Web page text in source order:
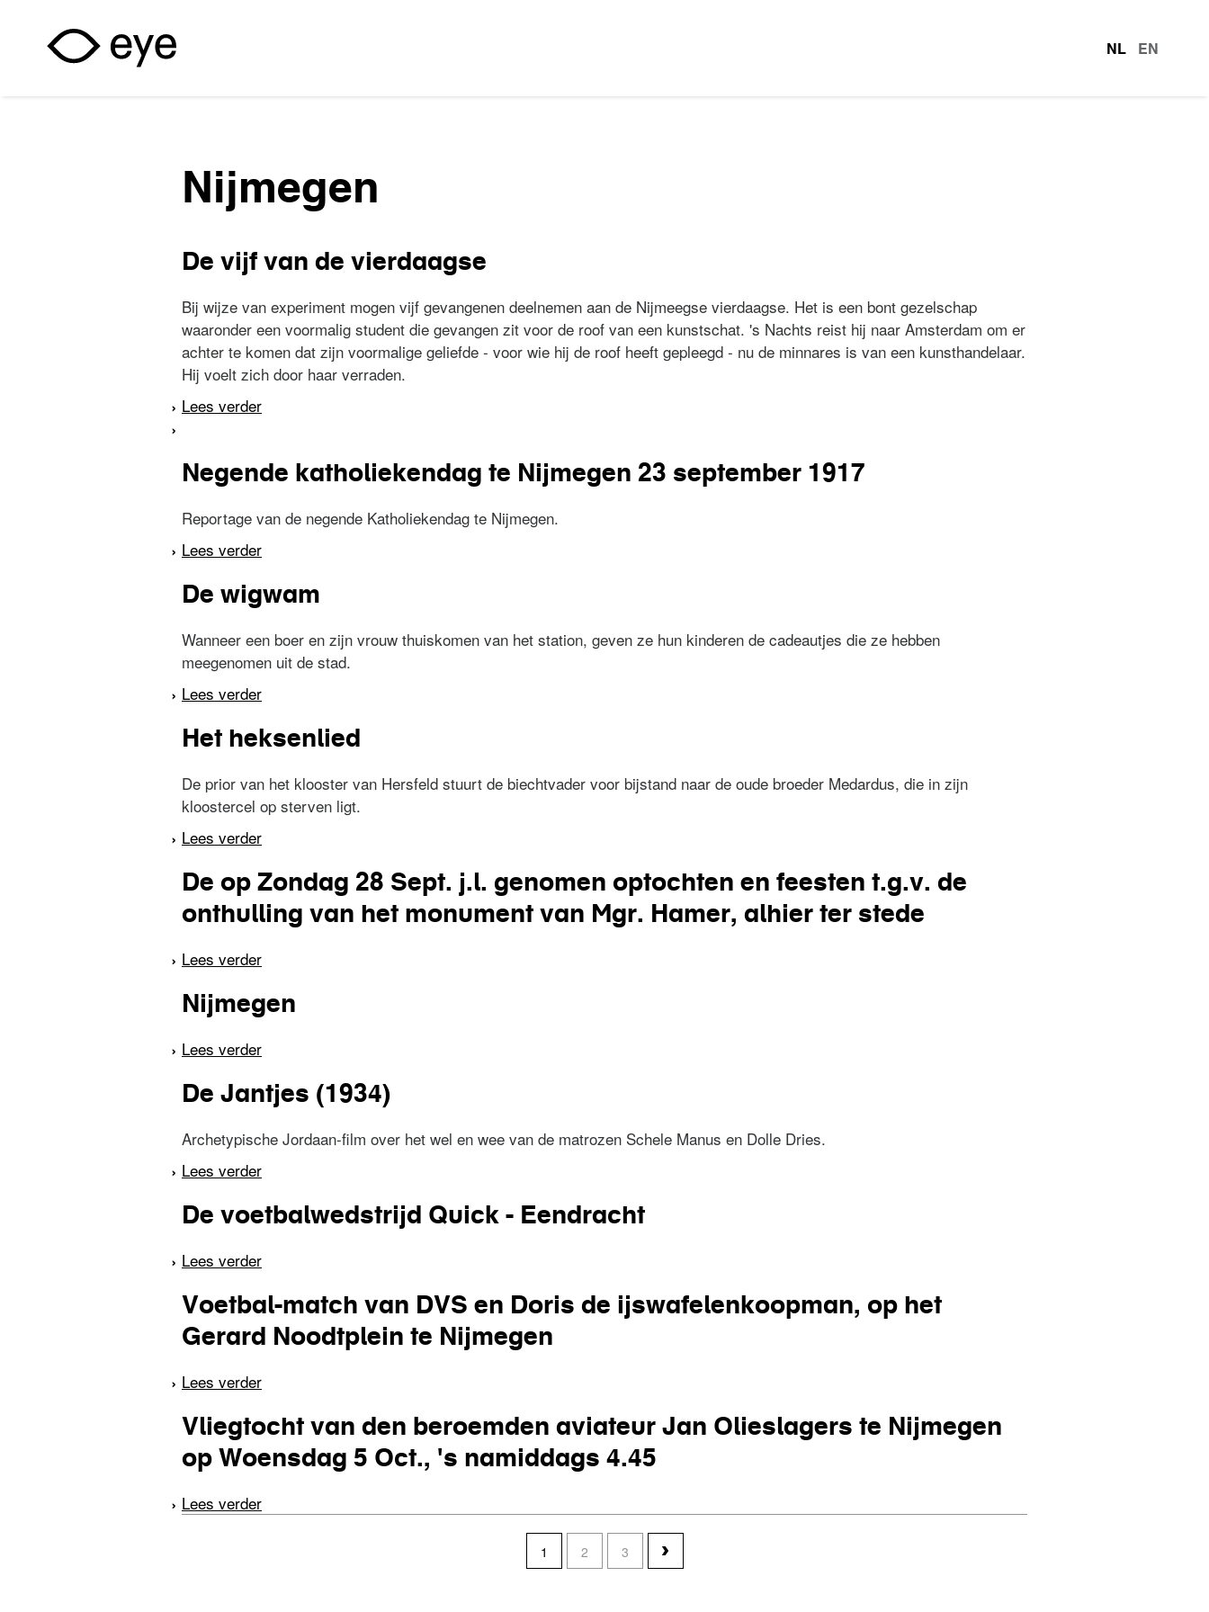
NL EN
Nijmegen
De vijf van de vierdaagse
Bij wijze van experiment mogen vijf gevangenen deelnemen aan de Nijmeegse vierdaagse. Het is een bont gezelschap
waaronder een voormalig student die gevangen zit voor de roof van een kunstschat. 's Nachts reist hij naar Amsterdam om er
achter te komen dat zijn voormalige geliefde - voor wie hij de roof heeft gepleegd - nu de minnares is van een kunsthandelaar.
Hij voelt zich door haar verraden.
Lees verder
Negende katholiekendag te Nijmegen 23 september 1917
Reportage van de negende Katholiekendag te Nijmegen.
Lees verder
De wigwam
Wanneer een boer en zijn vrouw thuiskomen van het station, geven ze hun kinderen de cadeautjes die ze hebben
meegenomen uit de stad.
Lees verder
Het heksenlied
De prior van het klooster van Hersfeld stuurt de biechtvader voor bijstand naar de oude broeder Medardus, die in zijn
kloostercel op sterven ligt.
Lees verder
De op Zondag 28 Sept. j.l. genomen optochten en feesten t.g.v. de
onthulling van het monument van Mgr. Hamer, alhier ter stede
Lees verder
Nijmegen
Lees verder
De Jantjes (1934)
Archetypische Jordaan-film over het wel en wee van de matrozen Schele Manus en Dolle Dries.
Lees verder
De voetbalwedstrijd Quick - Eendracht
Lees verder
Voetbal-match van DVS en Doris de ijswafelenkoopman, op het
Gerard Noodtplein te Nijmegen
Lees verder
Vliegtocht van den beroemden aviateur Jan Olieslagers te Nijmegen
op Woensdag 5 Oct., 's namiddags 4.45
Lees verder
1 2 3